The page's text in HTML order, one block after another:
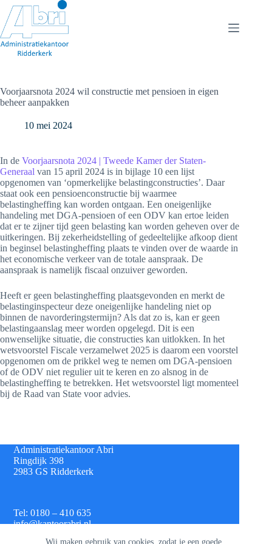
naar
de
inhoud
Wij maken gebruik van cookies, zodat je een goede
Voorjaarsnota 2024 wil constructie met pensioen in eigen
beheer aanpakken
10 mei 2024
In de Voorjaarsnota 2024 | Tweede Kamer der Staten-
Generaal van 15 april 2024 is in bijlage 10 een lijst
opgenomen van ‘opmerkelijke belastingconstructies’. Daar
staat ook een pensioenconstructie bij waarmee
belastingheffing kan worden ontgaan. Een oneigenlijke
handeling met DGA-pensioen of een ODV kan ertoe leiden
dat er te zijner tijd geen belasting kan worden geheven over de
uitkeringen. Bij zekerheidstelling of gedeeltelijke afkoop dient
in beginsel belastingheffing plaats te vinden over de waarde in
het economische verkeer van de totale aanspraak. De
aanspraak is namelijk fiscaal onzuiver geworden.
Heeft er geen belastingheffing plaatsgevonden en merkt de
belastinginspecteur deze oneigenlĳke handeling niet op
binnen de navorderingstermĳn? Als dat zo is, kan er geen
belastingaanslag meer worden opgelegd. Dit is een
onwenselijke situatie, die constructies kan uitlokken. In het
wetsvoorstel Fiscale verzamelwet 2025 is daarom een voorstel
opgenomen om de prikkel weg te nemen om DGA-pensioen
of de ODV niet regulier uit te keren en zo alsnog in de
belastingheffing te betrekken. Het wetsvoorstel ligt momenteel
bij de Raad van State voor advies.
Administratiekantoor Abri
Ringdijk 398
2983 GS Ridderkerk
Tel: 0180 – 410 635
info@kantoorabri.nl